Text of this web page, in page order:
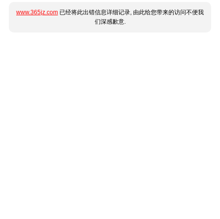
www.365jz.com 已经将此出错信息详细记录, 由此给您带来的访问不便我
们深感歉意.